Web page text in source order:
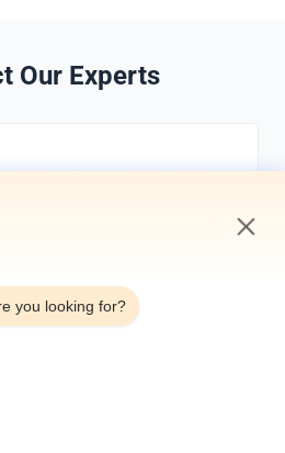
Our Experts
you looking for?